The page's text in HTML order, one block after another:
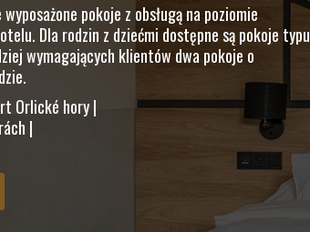
pokoje z obsługą na poziomie
Dla rodzin z dziećmi dostępne są pokoje typu
wymagających klientów dwa pokoje o
Orlické hory |
|